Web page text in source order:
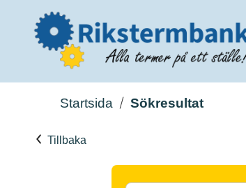
Startsida Sökresultat
Tillbaka